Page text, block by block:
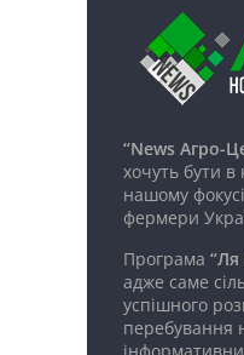
“News Агро-
хочуть бути в
нашому
фермери
Програма “Ля
адже саме
успішного
перебування